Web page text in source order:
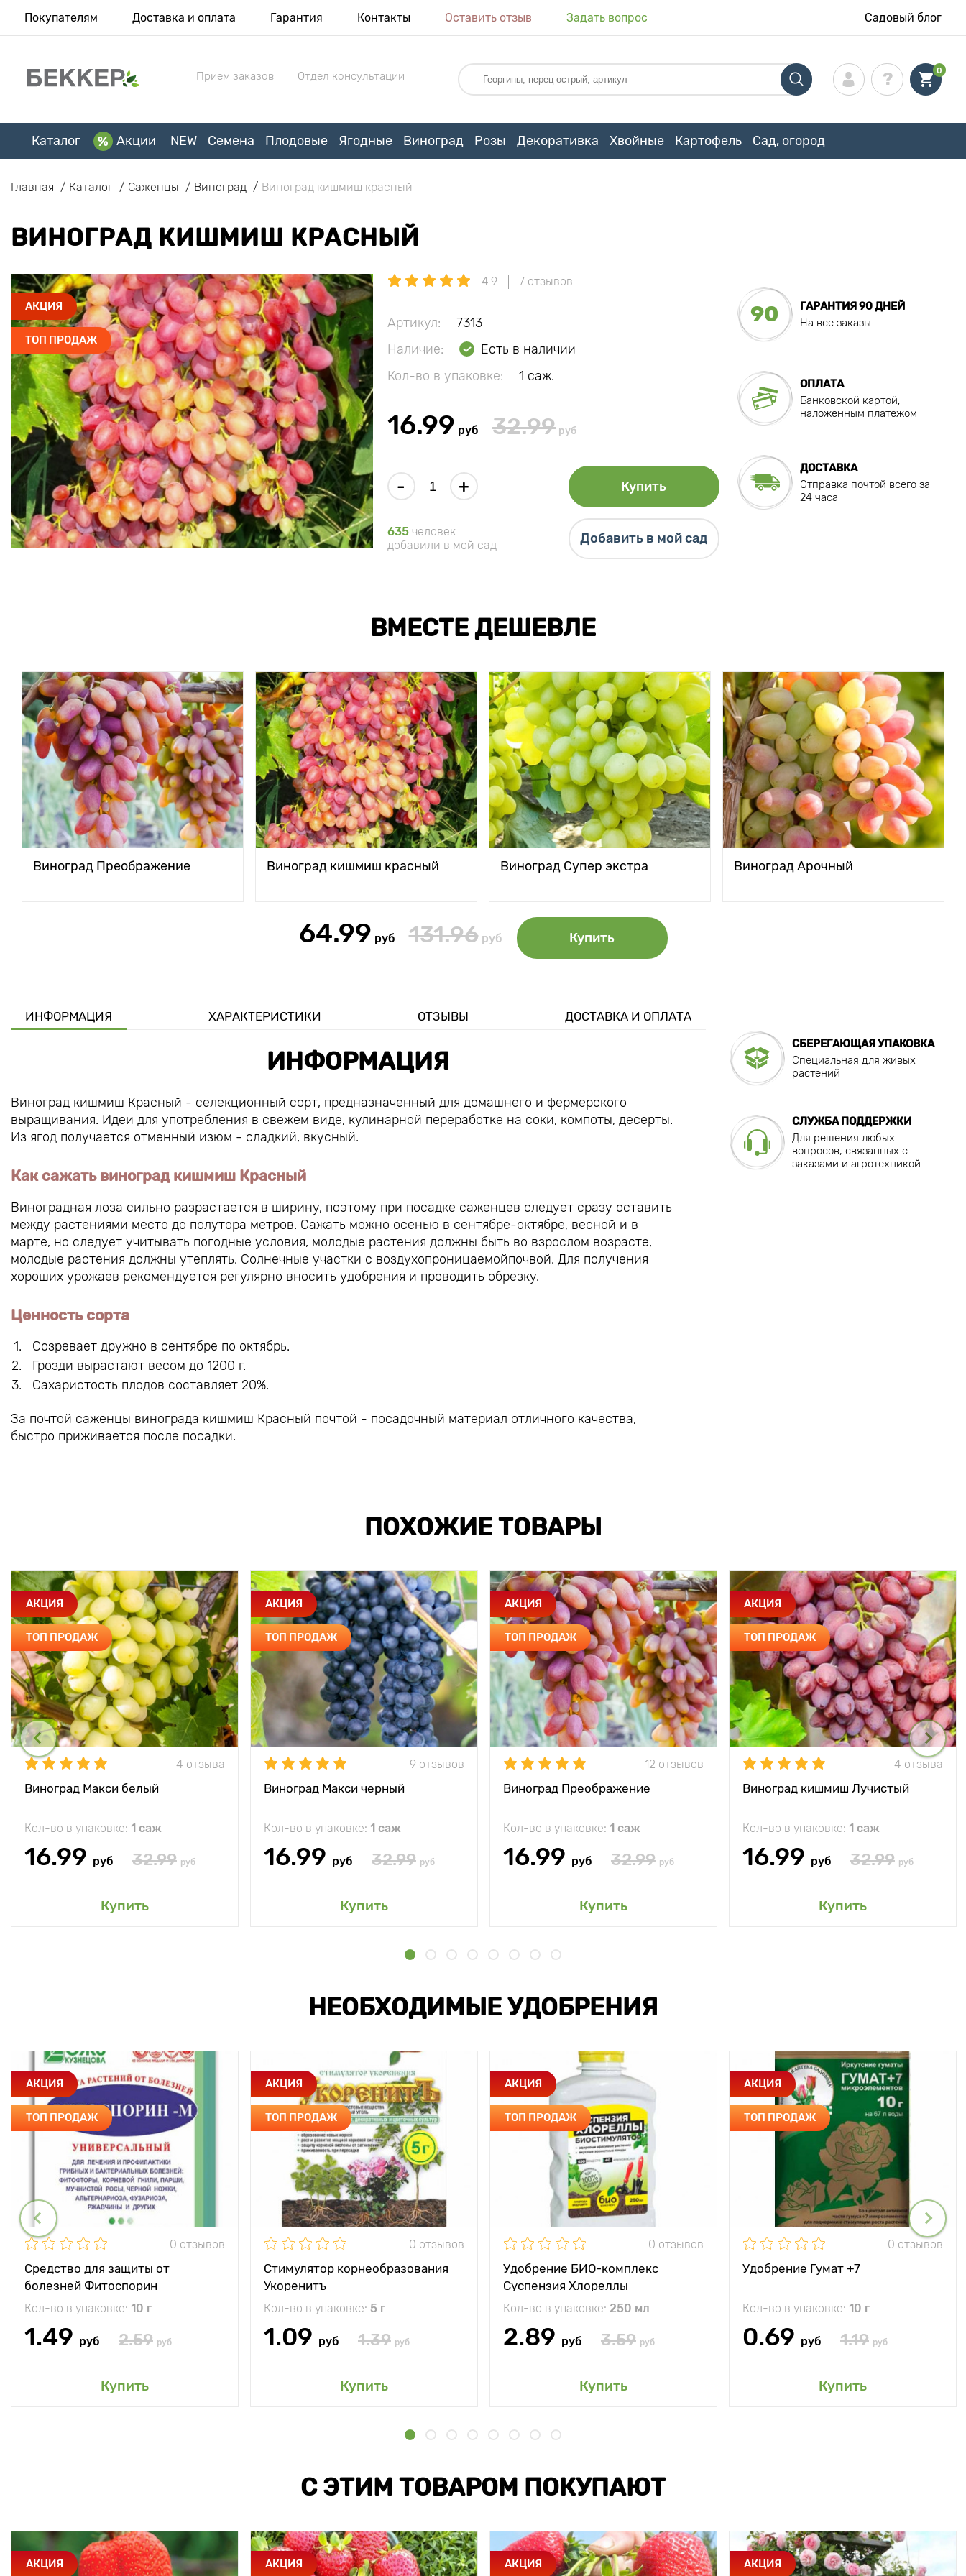
Покупателям Доставка и оплата Гарантия Контакты Оставить отзыв Задать вопрос Садовый блог
Прием заказов Отдел консультации 0
Каталог Акции NEW Семена Плодовые Ягодные Виноград Розы Декоративка Хвойные Картофель Сад, огород
Главная Каталог Саженцы Виноград Виноград кишмиш красный
ВИНОГРАД КИШМИШ КРАСНЫЙ
АКЦИЯ
ТОП ПРОДАЖ
4.9 7 отзывов
Артикул:
7313
Наличие:
Есть в наличии
Кол-во в упаковке:
1 саж.
16.99 руб 32.99 руб
- + Купить
635 человек
добавили в мой сад
Добавить в мой сад
90
ГАРАНТИЯ 90 ДНЕЙ
На все заказы
ОПЛАТА
Банковской картой,
наложенным платежом
ДОСТАВКА
Отправка почтой всего за
24 часа
ВМЕСТЕ ДЕШЕВЛЕ
Виноград Преображение Виноград кишмиш красный Виноград Супер экстра Виноград Арочный
64.99 руб 131.96 руб Купить
ИНФОРМАЦИЯ ХАРАКТЕРИСТИКИ ОТЗЫВЫ ДОСТАВКА И ОПЛАТА
ИНФОРМАЦИЯ
Виноград кишмиш Красный - селекционный сорт, предназначенный для домашнего и фермерского
выращивания. Идеи для употребления в свежем виде, кулинарной переработке на соки, компоты, десерты.
Из ягод получается отменный изюм - сладкий, вкусный.
Как сажать виноград кишмиш Красный
Виноградная лоза сильно разрастается в ширину, поэтому при посадке саженцев следует сразу оставить
между растениями место до полутора метров. Сажать можно осенью в сентябре-октябре, весной и в
марте, но следует учитывать погодные условия, молодые растения должны быть во взрослом возрасте,
молодые растения должны утеплять. Солнечные участки с воздухопроницаемойпочвой. Для получения
хороших урожаев рекомендуется регулярно вносить удобрения и проводить обрезку.
Ценность сорта
Созревает дружно в сентябре по октябрь.
Грозди вырастают весом до 1200 г.
Сахаристость плодов составляет 20%.
За почтой саженцы винограда кишмиш Красный почтой - посадочный материал отличного качества,
быстро приживается после посадки.
СБЕРЕГАЮЩАЯ УПАКОВКА
Специальная для живых
растений
СЛУЖБА ПОДДЕРЖКИ
Для решения любых
вопросов, связанных с
заказами и агротехникой
ПОХОЖИЕ ТОВАРЫ
АКЦИЯ
ТОП ПРОДАЖ
4 отзыва
Виноград Макси белый
Кол-во в упаковке: 1 саж
16.99 руб 32.99 руб
Купить
АКЦИЯ
ТОП ПРОДАЖ
9 отзывов
Виноград Макси черный
Кол-во в упаковке: 1 саж
16.99 руб 32.99 руб
Купить
АКЦИЯ
ТОП ПРОДАЖ
12 отзывов
Виноград Преображение
Кол-во в упаковке: 1 саж
16.99 руб 32.99 руб
Купить
АКЦИЯ
ТОП ПРОДАЖ
4 отзыва
Виноград кишмиш Лучистый
Кол-во в упаковке: 1 саж
16.99 руб 32.99 руб
Купить
НЕОБХОДИМЫЕ УДОБРЕНИЯ
АКЦИЯ
ТОП ПРОДАЖ
0 отзывов
Средство для защиты от
болезней Фитоспорин
Кол-во в упаковке: 10 г
1.49 руб 2.59 руб
Купить
АКЦИЯ
ТОП ПРОДАЖ
0 отзывов
Стимулятор корнеобразования
Укоренитъ
Кол-во в упаковке: 5 г
1.09 руб 1.39 руб
Купить
АКЦИЯ
ТОП ПРОДАЖ
0 отзывов
Удобрение БИО-комплекс
Суспензия Хлореллы
Кол-во в упаковке: 250 мл
2.89 руб 3.59 руб
Купить
АКЦИЯ
ТОП ПРОДАЖ
0 отзывов
Удобрение Гумат +7
Кол-во в упаковке: 10 г
0.69 руб 1.19 руб
Купить
С ЭТИМ ТОВАРОМ ПОКУПАЮТ
АКЦИЯ АКЦИЯ АКЦИЯ АКЦИЯ